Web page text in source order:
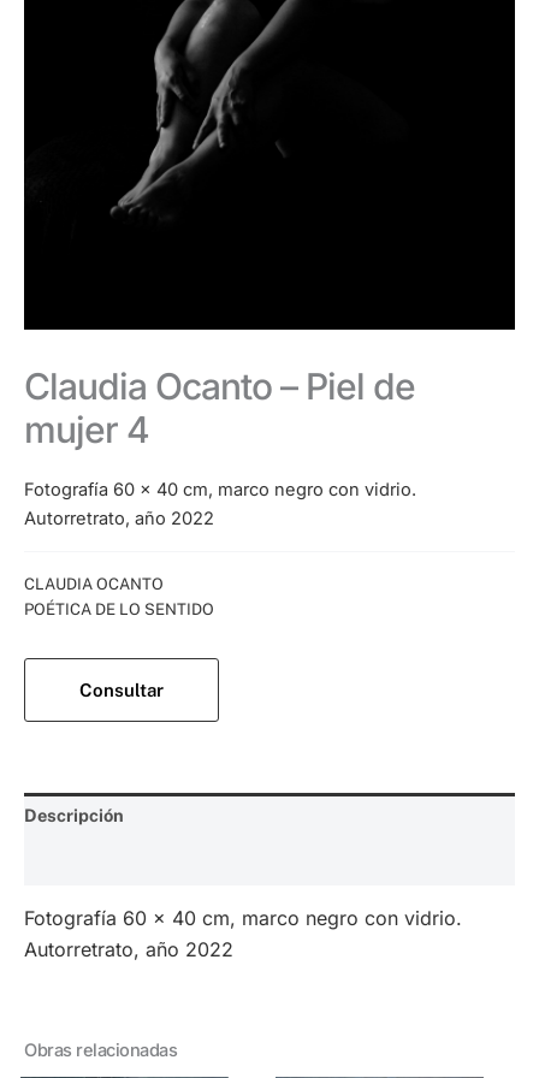
Claudia Ocanto – Piel de
mujer 4
Fotografía 60 x 40 cm, marco negro con vidrio.
Autorretrato, año 2022
CLAUDIA OCANTO
POÉTICA DE LO SENTIDO
Consultar
Descripción
Fotografía 60 x 40 cm, marco negro con vidrio.
Autorretrato, año 2022
Obras relacionadas